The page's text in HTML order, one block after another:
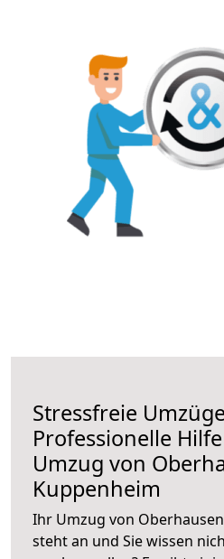
Stressfreie
Professionelle
Umzug von
Kuppenheim
Ihr Umzug von
steht an und Sie wissen